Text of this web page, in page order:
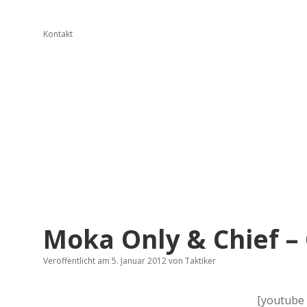
Kontakt
Moka Only & Chief
Veröffentlicht am 5. Januar 2012von Taktiker
[youtube